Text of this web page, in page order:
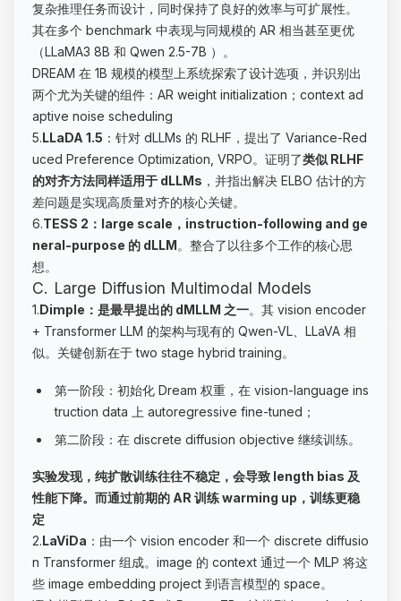
复杂推理任务而设计，同时保持了良好的效率与可扩展性。
其在多个 benchmark 中表现与同规模的 AR 相当甚至更优
（LLaMA3 8B 和 Qwen 2.5-7B ）。
DREAM 在 1B 规模的模型上系统探索了设计选项，并识别出
两个尤为关键的组件：AR weight initialization；context ad
aptive noise scheduling
5. LLaDA 1.5 ：针对 dLLMs 的 RLHF，提出了 Variance-Red
uced Preference Optimization, VRPO。证明了类似 RLHF
的对齐方法同样适用于 dLLMs ，并指出解决 ELBO 估计的方
差问题是实现高质量对齐的核心关键。
6.TESS 2：large scale，instruction-following and ge
neral-purpose 的 dLLM 。整合了以往多个工作的核心思
想。
C. Large Diffusion Multimodal Models
1. Dimple：是最早提出的 dMLLM 之一。其 vision encoder
+ Transformer LLM 的架构与现有的 Qwen-VL、LLaVA 相
似。关键创新在于 two stage hybrid training。
第一阶段：初始化 Dream 权重，在 vision-language ins
truction data 上 autoregressive fine-tuned；
第二阶段：在 discrete diffusion objective 继续训练。
实验发现，纯扩散训练往往不稳定，会导致 length bias 及
性能下降。而通过前期的 AR 训练 warming up，训练更稳
定
2. LaViDa ：由一个 vision encoder 和一个 discrete diffusio
n Transformer 组成。image 的 context 通过一个 MLP 将这
些 image embedding project 到语言模型的 space。